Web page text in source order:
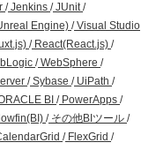
/Jenkins /JUnit/
Engine) /Visual Studio
/React(React.js) /
/WebSphere /
/Sybase /UiPath /
BI /PowerApps /
/その他BIツール /
/FlexGrid /